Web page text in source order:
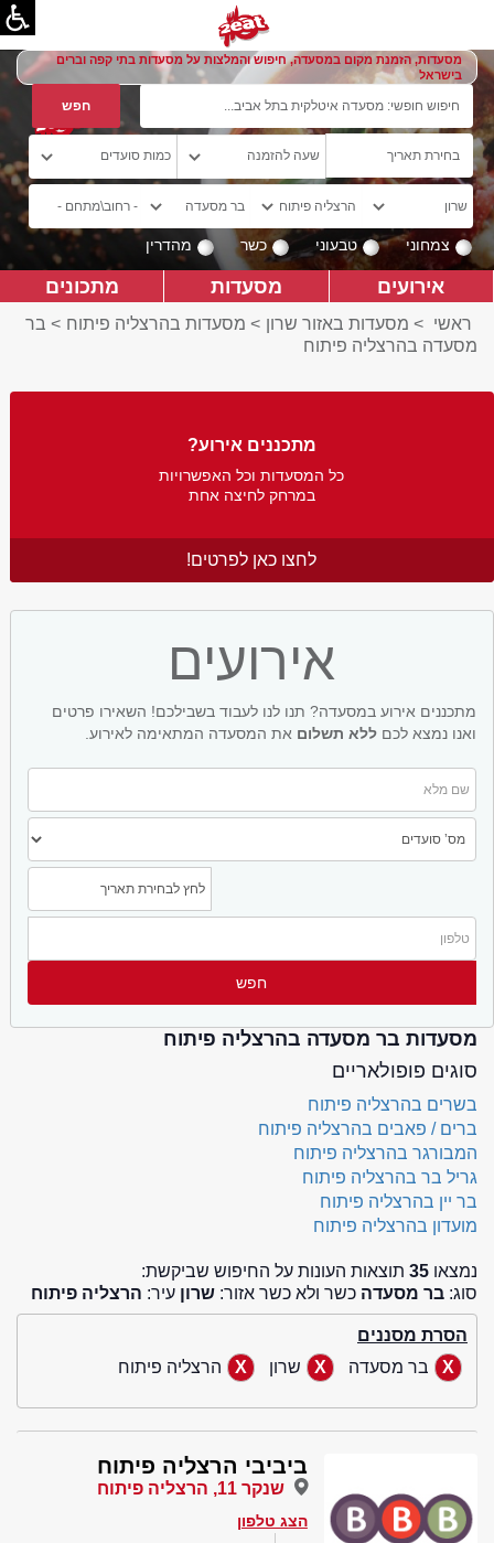
מסעדות, הזמנת מקום במסעדה, חיפוש והמלצות על מסעדות בתי קפה וברים
בישראל
צמחוני טבעוני כשר מהדרין
אירועים מסעדות מתכונים
ראשי > מסעדות באזור שרון > מסעדות בהרצליה פיתוח > בר
מסעדה בהרצליה פיתוח
מתכננים אירוע?
כל המסעדות וכל האפשרויות
במרחק לחיצה אחת
לחצו כאן לפרטים!
אירועים
מתכננים אירוע במסעדה? תנו לנו לעבוד בשבילכם! השאירו פרטים
ואנו נמצא לכם ללא תשלום את המסעדה המתאימה לאירוע.
מסעדות בר מסעדה בהרצליה פיתוח
סוגים פופולאריים
בשרים בהרצליה פיתוח
ברים / פאבים בהרצליה פיתוח
המבורגר בהרצליה פיתוח
גריל בר בהרצליה פיתוח
בר יין בהרצליה פיתוח
מועדון בהרצליה פיתוח
נמצאו 35 תוצאות העונות על החיפוש שביקשת:
סוג: בר מסעדה כשר ולא כשר אזור: שרון עיר: הרצליה פיתוח
הסרת מסננים
בר מסעדה
שרון הרצליה פיתוח
ביביבי הרצליה פיתוח
שנקר 11, הרצליה פיתוח
הצג טלפון